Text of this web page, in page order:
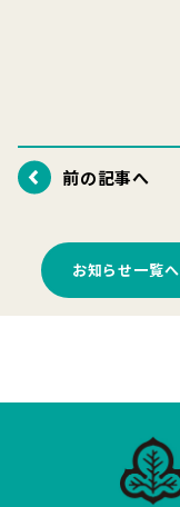
前の記事へ
お知らせ一覧へ